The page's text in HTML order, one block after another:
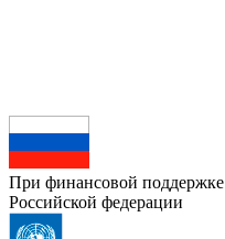
При финансовой поддержке
Российской федерации